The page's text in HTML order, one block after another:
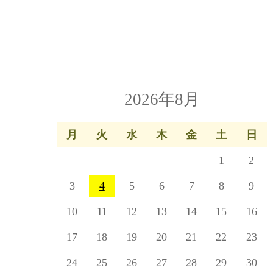
2026年8月
月 火 水 木 金 土 日
1 2
3 4 5 6 7 8 9
10 11 12 13 14 15 16
17 18 19 20 21 22 23
24 25 26 27 28 29 30